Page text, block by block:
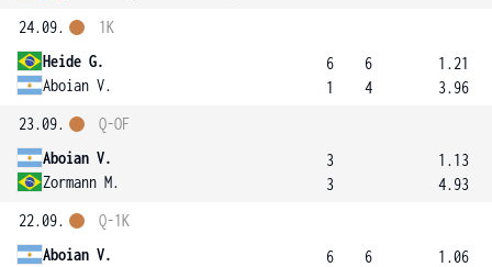
24.09.
Heide G.
Aboian V.
1K
6
1
6
4
1.21
3.96
23.09.
Aboian V.
Zormann M.
Q-OF
3
3
1.13
4.93
22.09.
Aboian V.
Q-1K
6
6
1.06